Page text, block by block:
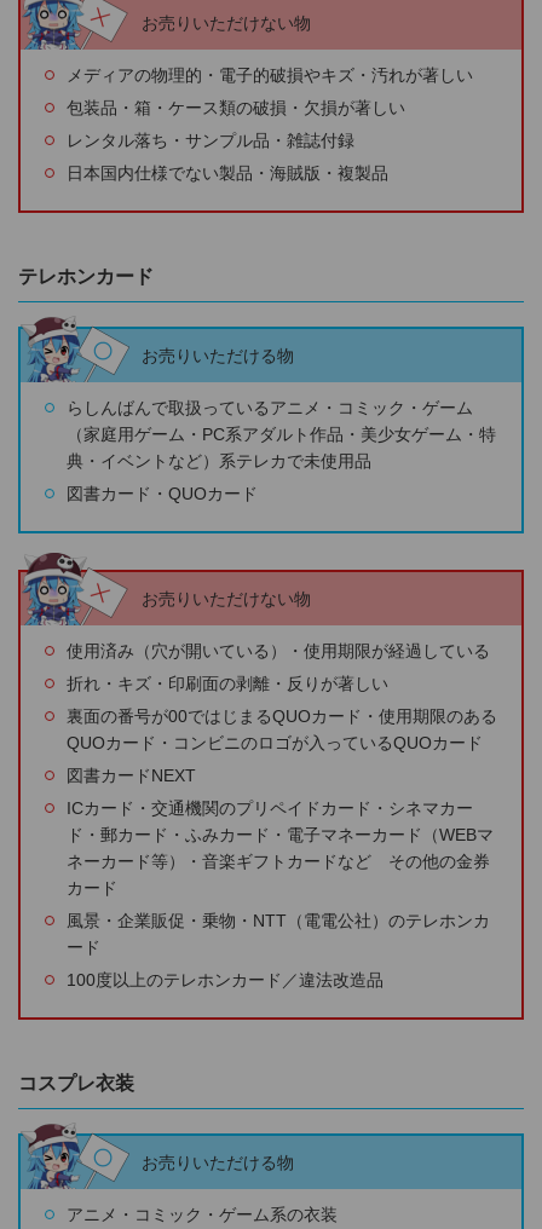
お売りいただけない物
メディアの物理的・電子的破損やキズ・汚れが著しい
包装品・箱・ケース類の破損・欠損が著しい
レンタル落ち・サンプル品・雑誌付録
日本国内仕様でない製品・海賊版・複製品
テレホンカード
お売りいただける物
らしんばんで取扱っているアニメ・コミック・ゲーム
（家庭用ゲーム・PC系アダルト作品・美少女ゲーム・特
典・イベントなど）系テレカで未使用品
図書カード・QUOカード
お売りいただけない物
使用済み（穴が開いている）・使用期限が経過している
折れ・キズ・印刷面の剥離・反りが著しい
裏面の番号が00ではじまるQUOカード・使用期限のある
QUOカード・コンビニのロゴが入っているQUOカード
図書カードNEXT
ICカード・交通機関のプリペイドカード・シネマカー
ド・郵カード・ふみカード・電子マネーカード（WEBマ
ネーカード等）・音楽ギフトカードなど その他の金券
カード
風景・企業販促・乗物・NTT（電電公社）のテレホンカ
ード
100度以上のテレホンカード／違法改造品
コスプレ衣装
お売りいただける物
アニメ・コミック・ゲーム系の衣装